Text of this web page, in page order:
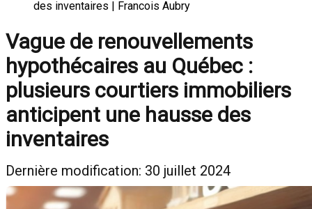
des inventaires | Francois Aubry
Vague de renouvellements
hypothécaires au Québec :
plusieurs courtiers immobiliers
anticipent une hausse des
inventaires
Dernière modification: 30 juillet 2024